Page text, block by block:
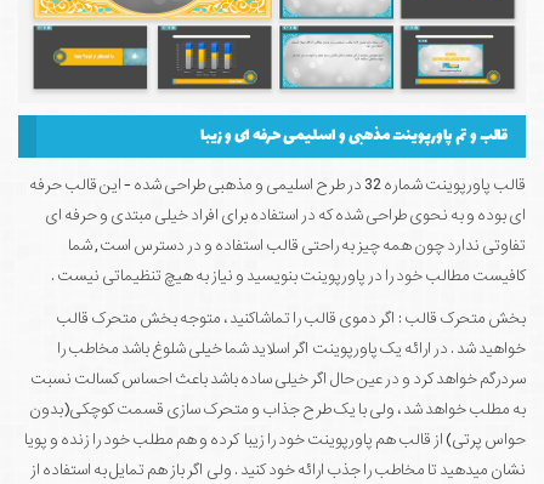
قالب و تم پاورپوینت مذهبی و اسلیمی حرفه ای و زیبا
قالب پاورپوینت شماره 32 در طرح اسلیمی و مذهبی طراحی شده - این قالب حرفه
ای بوده و به نحوی طراحی شده که در استفاده برای افراد خیلی مبتدی و حرفه ای
تفاوتی ندارد چون همه چیز به راحتی قالب استفاده و در دسترس است , شما
کافیست مطالب خود را در پاورپوینت بنویسید و نیاز به هیچ تنظیماتی نیست .
بخش متحرک قالب : اگر دموی قالب را تماشاکنید ، متوجه بخش متحرک قالب
خواهید شد . در ارائه یک پاورپوینت اگر اسلاید شما خیلی شلوغ باشد مخاطب را
سردرگم خواهد کرد و در عین حال اگر خیلی ساده باشد باعث احساس کسالت نسبت
به مطلب خواهد شد ، ولی با یک طرح جذاب و متحرک سازی قسمت کوچکی(بدون
حواس پرتی) از قالب هم پاورپوینت خود را زیبا کرده و هم مطلب خود را زنده و پویا
نشان میدهید تا مخاطب را جذب ارائه خود کنید . ولی اگر باز هم تمایل به استفاده از